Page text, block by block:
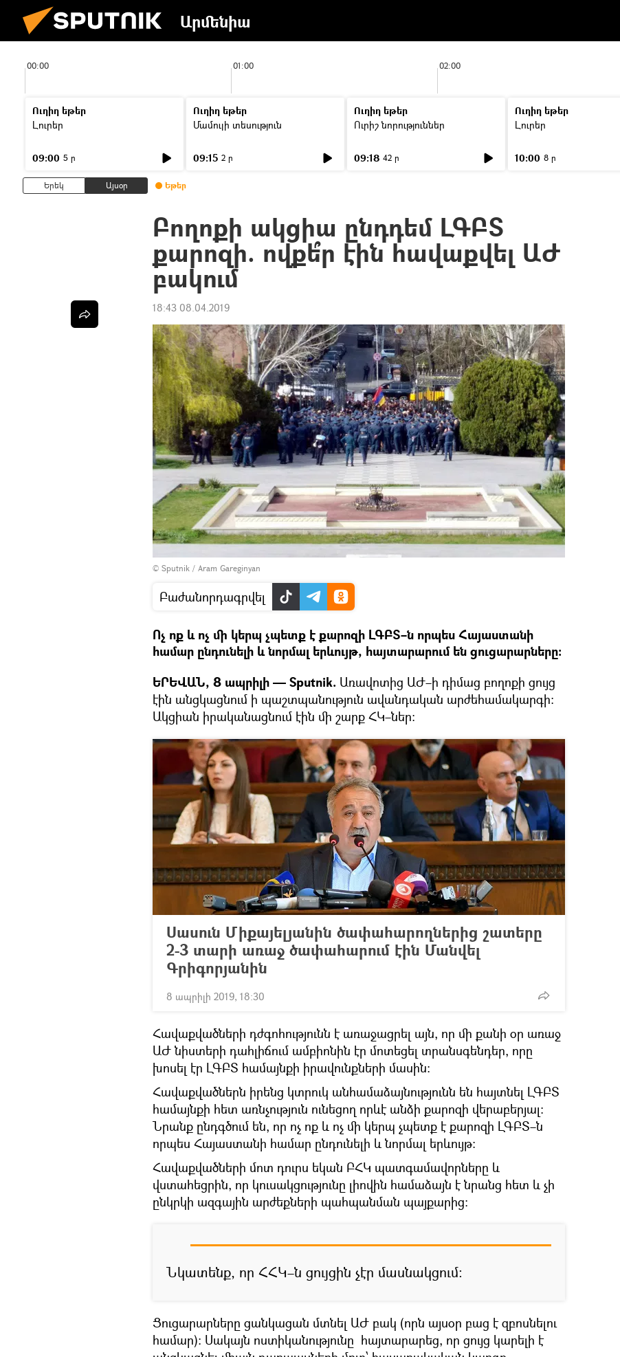
Արմենիա
00:00 01:00 02:00
Ուղիղ եթեր
Լուրեր
09:00 5 ր
Ուղիղ եթեր
Մամուլի տեսություն
09:15 2 ր
Ուղիղ եթեր
Ուրիշ նորություններ
09:18 42 ր
Ուղիղ եթեր
Լուրեր
10:00 8 ր
Երեկ Այսօր Եթեր
Բողոքի ակցիա ընդդեմ ԼԳԲՏ
քարոզի. ովքե՞ր էին հավաքվել ԱԺ
բակում
18:43 08.04.2019
© Sputnik / Aram Gareginyan
Բաժանորդագրվել
Ոչ ոք և ոչ մի կերպ չպետք է քարոզի ԼԳԲՏ–ն որպես Հայաստանի
համար ընդունելի և նորմալ երևույթ, հայտարարում են ցուցարարները։
ԵՐԵՎԱՆ, 8 ապրիլի — Sputnik. Առավոտից ԱԺ–ի դիմաց բողոքի ցույց
էին անցկացնում ի պաշտպանություն ավանդական արժեհամակարգի։
Ակցիան իրականացնում էին մի շարք ՀԿ–ներ։
Սասուն Միքայելյանին ծափահարողներից շատերը
2-3 տարի առաջ ծափահարում էին Մանվել
Գրիգորյանին
8 ապրիլի 2019, 18:30
Հավաքվածների դժգոհությունն է առաջացրել այն, որ մի քանի օր առաջ
ԱԺ նիստերի դահլիճում ամբիոնին էր մոտեցել տրանսգենդեր, որը
խոսել էր ԼԳԲՏ համայնքի իրավունքների մասին։
Հավաքվածներն իրենց կտրուկ անհամաձայնությունն են հայտնել ԼԳԲՏ
համայնքի հետ առնչություն ունեցող որևէ անձի քարոզի վերաբերյալ։
Նրանք ընդգծում են, որ ոչ ոք և ոչ մի կերպ չպետք է քարոզի ԼԳԲՏ–ն
որպես Հայաստանի համար ընդունելի և նորմալ երևույթ։
Հավաքվածների մոտ դուրս եկան ԲՀԿ պատգամավորները և
վստահեցրին, որ կուսակցությունը լիովին համաձայն է նրանց հետ և չի
ընկրկի ազգային արժեքների պահպանման պայքարից։
Նկատենք, որ ՀՀԿ–ն ցույցին չէր մասնակցում։
Ցուցարարները ցանկացան մտնել ԱԺ բակ (որն այսօր բաց է զբոսնելու
համար)։ Սակայն ոստիկանությունը հայտարարեց, որ ցույց կարելի է